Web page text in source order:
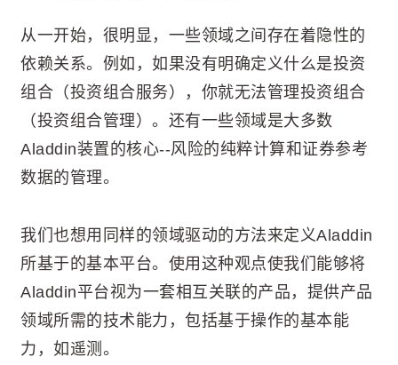
从一开始，很明显，一些领域之间存在着隐性的
依赖关系。例如，如果没有明确定义什么是投资
组合（投资组合服务），你就无法管理投资组合
（投资组合管理）。还有一些领域是大多数
Aladdin装置的核心--风险的纯粹计算和证券参考
数据的管理。
我们也想用同样的领域驱动的方法来定义Aladdin
所基于的基本平台。使用这种观点使我们能够将
Aladdin平台视为一套相互关联的产品，提供产品
领域所需的技术能力，包括基于操作的基本能
力，如遥测。